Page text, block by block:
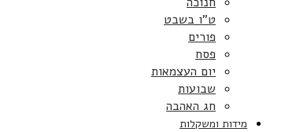
ט”ו בשבט
פורים
פסח
יום העצמאות
שבועות
חג האהבה
מידות ומשקלות